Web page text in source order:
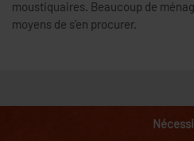
moustiquaires. Beaucoup de
moyens de s’en procurer.